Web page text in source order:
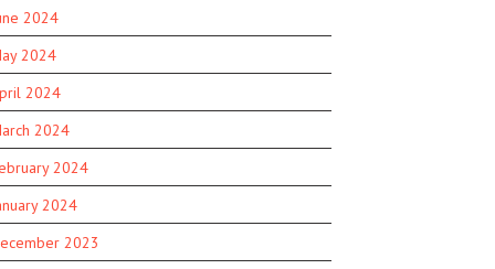
2024
2024
2024
2024
2024
2024
2023